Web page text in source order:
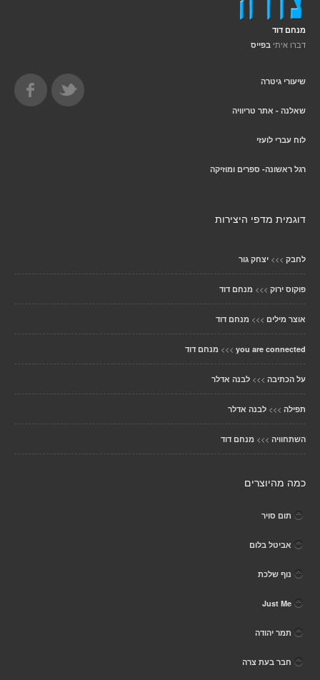
מנחם דוד
דברו איתי בפייס
שיעורי גיטרה
שאלנה - אתר טריוויה
לוח עברי לועזי
רגל ראשונה- ספרים ומוזיקה
דוגמית מדפי היצירות
לחבק >>> יצחק גור
פוקוס ירוק >>> מנחם דוד
אוצר מילים >>> מנחם דוד
you are connected
>>> מנחם דוד
על הכתיבה >>> לבנה אדלר
תפילה >>> לבנה אדלר
השתחוויה >>> מנחם דוד
כמה מהיוצרים
תום סויר
אביטל בלום
נוף שלכת
Just Me
תמר יהודה
חבר בעת צרה